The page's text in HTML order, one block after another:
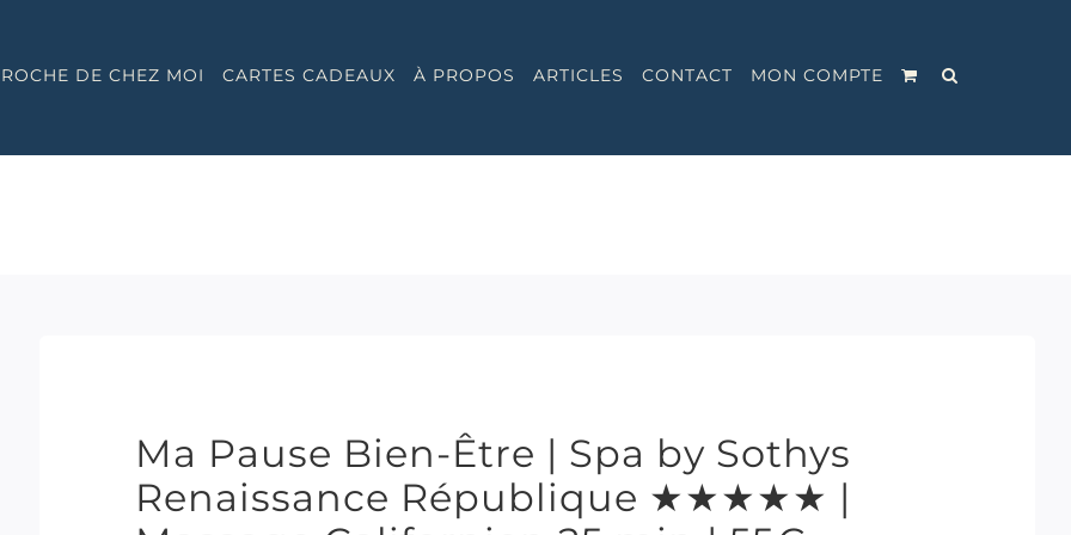
DE CHEZ MOI CARTES CADEAUX À PROPOS ARTICLES CONTACT MON COMPTE
Ma Pause Bien-Être | Spa by Sothys
Renaissance République ★★★★★ |